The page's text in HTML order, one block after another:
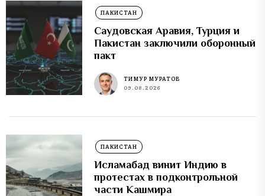
ПАКИСТАН
Саудовская Аравия, Турция и
Пакистан заключили оборонный
пакт
ТИМУР МУРАТОВ
09.08.2026
ПАКИСТАН
Исламабад винит Индию в
протестах в подконтрольной
части Кашмира